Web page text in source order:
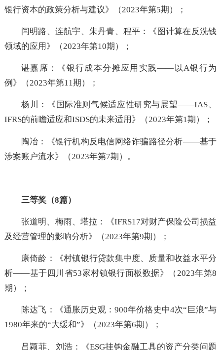
何韵、李晓玲、谭晨琛：《地方政府专项债补充中
闫明路、连航宇、朱丹青、程平：《图计算在反洗
领域的应用》（2023年第10期）；
谌嘉席：《银行成本分摊应用实践——以A银行
例》（2023年第11期）；
杨川：《国际准则气候适应性研究与展望——IAS
IFRS的前瞻适应和ISDS的未来适用》（2023年第1期）
陶冶：《银行机构反电信网络诈骗路径分析——基
三等奖（8篇）
及经营管理的影响分析》（2023年第9期）；
康倚龄：《村镇银行贷款集中度、质量和收益水平
期）；
陈达飞：《通胀历史观：900年价格史中4次“巨浪”